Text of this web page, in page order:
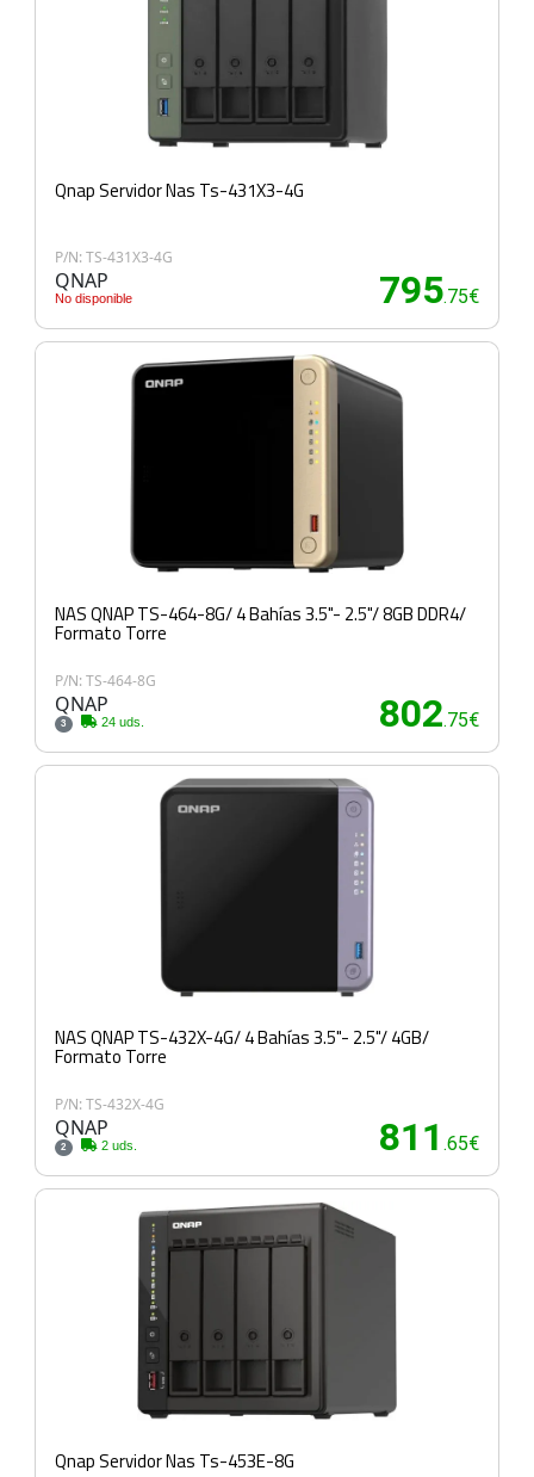
Qnap Servidor Nas Ts-431X3-4G
P/N: TS-431X3-4G
QNAP
No disponible 795.75€
NAS QNAP TS-464-8G/ 4 Bahías 3.5"- 2.5"/ 8GB DDR4/
Formato Torre
P/N: TS-464-8G
QNAP
3 24 uds. 802.75€
NAS QNAP TS-432X-4G/ 4 Bahías 3.5"- 2.5"/ 4GB/
Formato Torre
P/N: TS-432X-4G
QNAP
2 2 uds. 811 .65€
Qnap Servidor Nas Ts-453E-8G